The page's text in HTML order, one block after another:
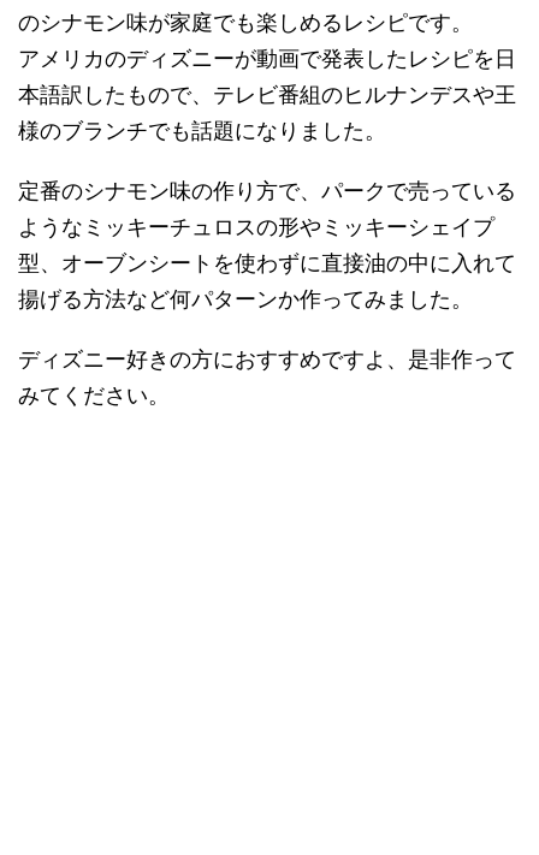
のシナモン味が家庭でも楽しめるレシピです。
アメリカのディズニーが動画で発表したレシピを日
本語訳したもので、テレビ番組のヒルナンデスや王
様のブランチでも話題になりました。
定番のシナモン味の作り方で、パークで売っている
ようなミッキーチュロスの形やミッキーシェイプ
型、オーブンシートを使わずに直接油の中に入れて
揚げる方法など何パターンか作ってみました。
ディズニー好きの方におすすめですよ、是非作って
みてください。